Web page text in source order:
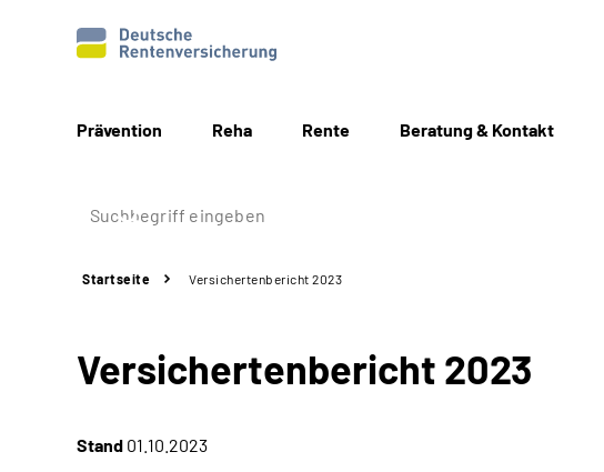
Prävention Reha Rente Beratung & Kontakt
Startseite Versichertenbericht 2023
Versichertenbericht 2023
Stand 01.10.2023